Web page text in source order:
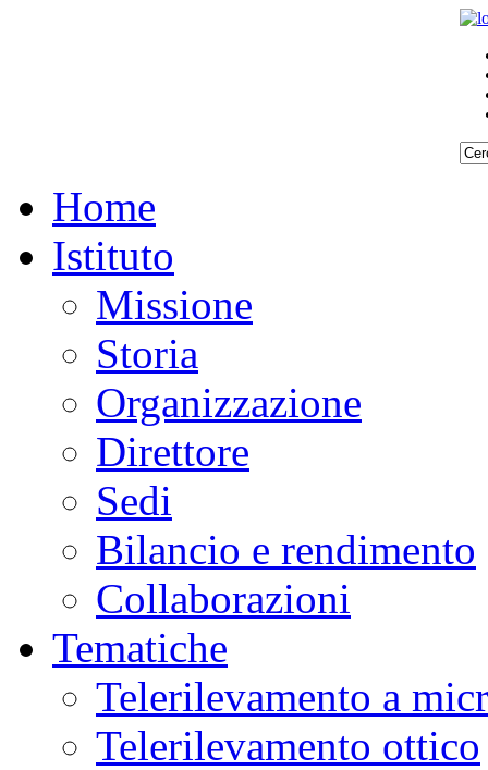
Home
Istituto
Missione
Storia
Organizzazione
Direttore
Sedi
Bilancio e rendimento
Collaborazioni
Tematiche
Telerilevamento a
Telerilevamento ottico